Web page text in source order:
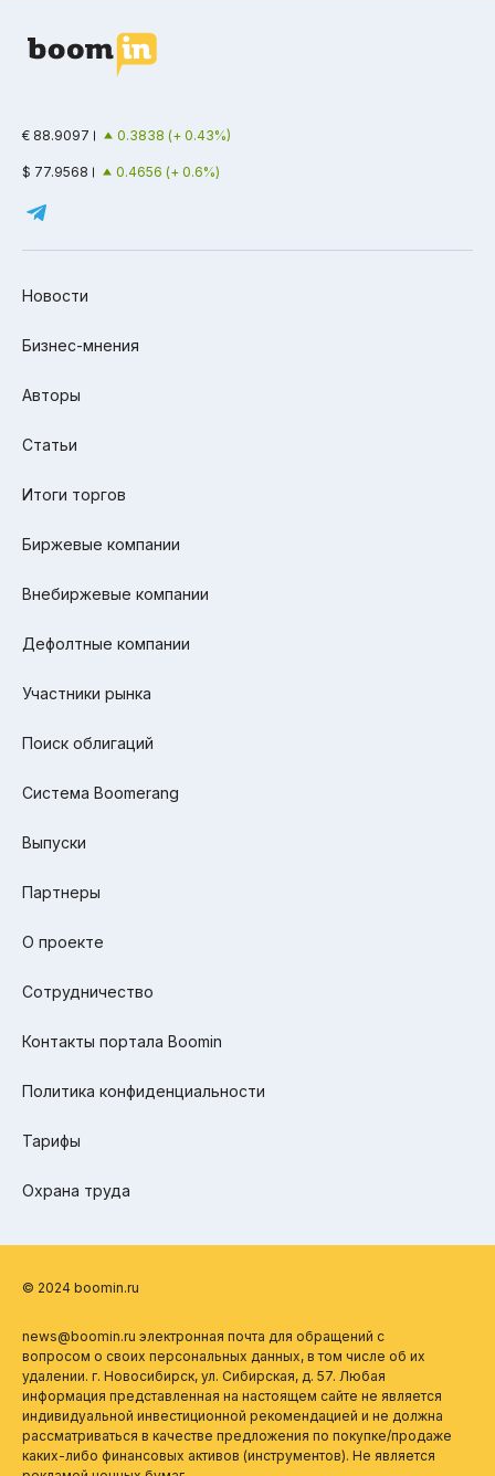
€ 88.9097 0.3838 (+ 0.43%)
$ 77.9568 0.4656 (+ 0.6%)
Новости
Бизнес-мнения
Авторы
Статьи
Итоги торгов
Биржевые компании
Внебиржевые компании
Дефолтные компании
Участники рынка
Поиск облигаций
Система Boomerang
Выпуски
Партнеры
О проекте
Сотрудничество
Контакты портала Boomin
Политика конфиденциальности
Тарифы
Охрана труда
© 2024 boomin.ru
news@boomin.ru электронная почта для обращений с
вопросом о своих персональных данных, в том числе об их
удалении. г. Новосибирск, ул. Сибирская, д. 57. Любая
информация представленная на настоящем сайте не является
индивидуальной инвестиционной рекомендацией и не должна
рассматриваться в качестве предложения по покупке/продаже
каких-либо финансовых активов (инструментов). Не является